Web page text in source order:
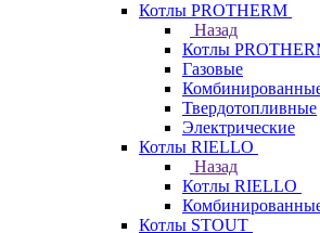
Котлы PROTHERM
Назад
Котлы
Газовые
Твердотопливные
Электрические
Котлы RIELLO
Назад
Котлы RIELLO
Котлы STOUT